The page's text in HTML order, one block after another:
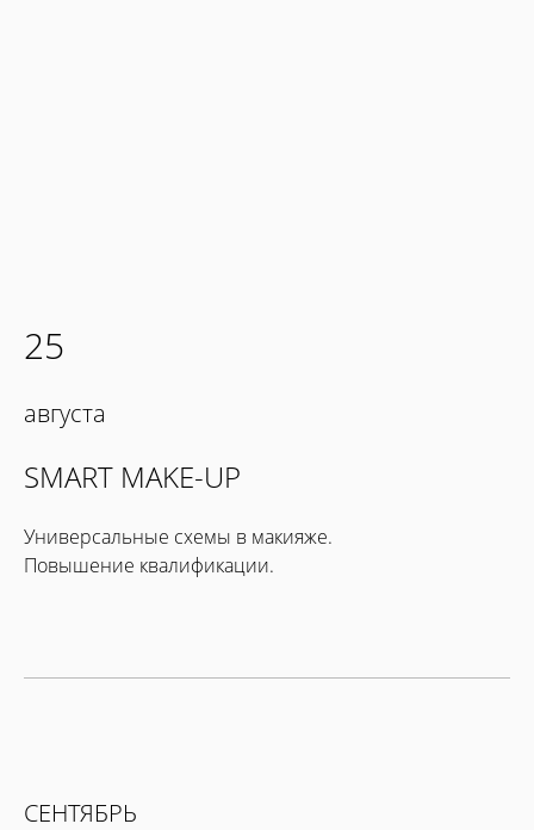
25
августа
SMART MAKE-UP
Универсальные схемы в макияже.
Повышение квалификации.
СЕНТЯБРЬ